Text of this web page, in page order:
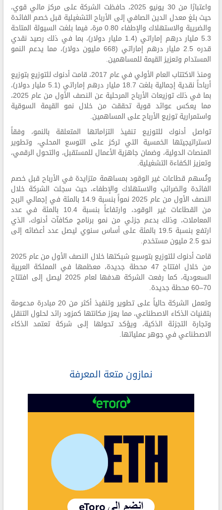
واعتبارًا من 30 يونيو 2025، حافظت الشركة على مركز مالي قوي،
حيث بلغ معدل الدين الصافي إلى الأرباح التشغيلية قبل خصم الفائدة
والضريبة والاستهلاك والإطفاء 0.80 مرة، فيما بلغت السيولة المتاحة
5.3 مليار درهم إماراتي (1.4 مليار دولار)، بما في ذلك رصيد نقدي
قدره 2.5 مليار درهم إماراتي (668 مليون دولار)، مما يدعم النمو
المستدام وتعزيز القيمة للمساهمين.
ومنذ الاكتتاب العام الأولي في عام 2017، قامت أدنوك للتوزيع بتوزيع
أرباحاً نقدية إجمالية بلغت 18.7 مليار درهم إماراتي (5.1 مليار دولار)،
بما في ذلك توزيعات الأرباح المرحلية عن النصف الأول من عام 2025،
مما يعكس عوائد قوية تحققت من خلال نمو القيمة السوقية
واستمرارية توزيع الأرباح على المساهمين.
تواصل أدنوك للتوزيع تنفيذ التزاماتها المتعلقة بالنمو، وفقاً
لاستراتيجيتها الخمسية التي تركز على التوسع المحلي، وتطوير
المنصات الدولية، وضمان جاهزية الأعمال للمستقبل، والتحول الرقمي،
وتعزيز الكفاءة التشغيلية.
وتُسهم قطاعات غير الوقود بمساهمة متزايدة في الأرباح قبل خصم
الفائدة والضرائب والاستهلاك والإطفاء، حيث سجلت الشركة خلال
النصف الأول من عام 2025 نمواً بنسبة 14.9 بالمئة في إجمالي الربح
من القطاعات غير الوقود، وارتفاعاً بنسبة 10.4 بالمئة في عدد
المعاملات، وذلك بدعم جزئي من نمو برنامج مكافآت أدنوك، الذي
ارتفع بنسبة 19.5 بالمئة على أساس سنوي ليصل عدد أعضائه إلى
نحو 2.5 مليون مستخدم.
قامت أدنوك للتوزيع بتوسيع شبكتها خلال النصف الأول من عام 2025
من خلال افتتاح 47 محطة جديدة، معظمها في المملكة العربية
السعودية، كما رفعت الشركة هدفها لعام 2025 ليصل إلى افتتاح
70–60 محطة جديدة.
وتعمل الشركة حالياً على تطوير وتنفيذ أكثر من 20 مبادرة مدعومة
بتقنيات الذكاء الاصطناعي، مما يعزز مكانتها كمزود رائد لحلول التنقل
وتجارة التجزئة الذكية، ويؤكد تحولها إلى شركة تعتمد الذكاء
الاصطناعي في جوهر عملياتها.
نمازون متعة المعرفة